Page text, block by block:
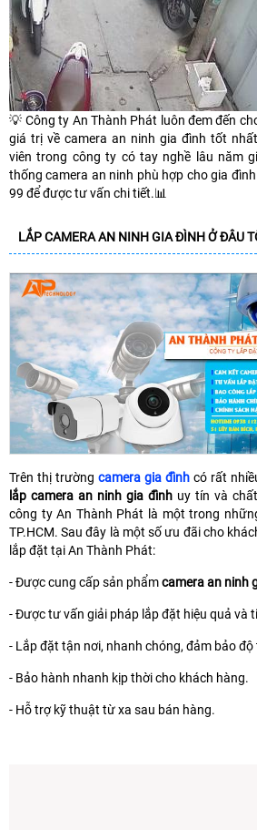
Lắp camera giám sát nhà phố gia đình
💡 Công ty An Thành Phát luôn đem đến
giá trị về camera an ninh gia đình tốt
viên trong công ty có tay nghề lâu năm
thống camera an ninh phù hợp cho gia
99 để được tư vấn chi tiết.📊
LẮP CAMERA AN NINH GIA ĐÌNH Ở ĐÂU
Trên thị trường camera gia đình có rất
lắp camera an ninh gia đình uy tín và
công ty An Thành Phát là một trong
TP.HCM. Sau đây là một số ưu đãi cho
lắp đặt tại An Thành Phát:
- Được cung cấp sản phẩmcamera an ninh
- Được tư vấn giải pháp lắp đặt hiệu quả và
- Lắp đặt tận nơi, nhanh chóng, đảm bảo
- Bảo hành nhanh kịp thời cho khách hàng.
- Hỗ trợ kỹ thuật từ xa sau bán hàng.